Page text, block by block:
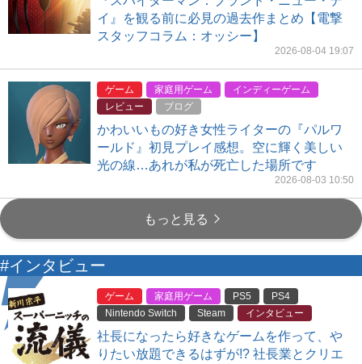
イ』を観る前に必見の過去作まとめ【電撃
スタッフコラム：オッシー】
2026-08-04 19:07
ゲーム 家庭用ゲーム
インディーゲーム
レビュー
ブログ
かわいいもの好き女性ライターの『パルワ
ールド』初見プレイ感想。空に輝く美しい
光の線…あれが私が死亡した場所です
2026-08-03 10:50
もっと見る
#インタビュー
ゲーム 家庭用ゲーム PS5
PS4
Nintendo Switch
Steam インタビュー
社長になったら好きなゲームを作って、や
りたい放題できるはずが!? 社長業とクリエ